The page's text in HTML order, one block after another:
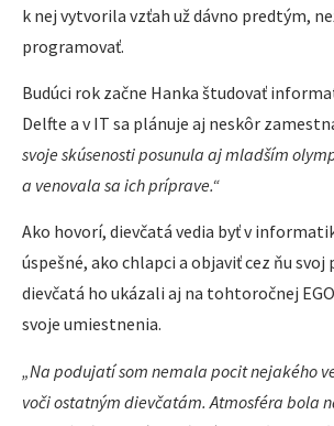
k nej vytvorila vzťah už dávno predtým,
programovať.
Budúci rok začne Hanka študovať
Delfte a v IT sa plánuje aj neskôr
svoje skúsenosti posunula aj mladším
a venovala sa ich príprave.“
Ako hovorí, dievčatá vedia byť v
úspešné, ako chlapci a objaviť cez ňu svoj
dievčatá ho ukázali aj na tohtoročnej
svoje umiestnenia.
„Na podujatí som nemala pocit nejakého
voči ostatným dievčatám. Atmosféra bola